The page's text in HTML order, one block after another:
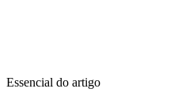
Essencial do artigo